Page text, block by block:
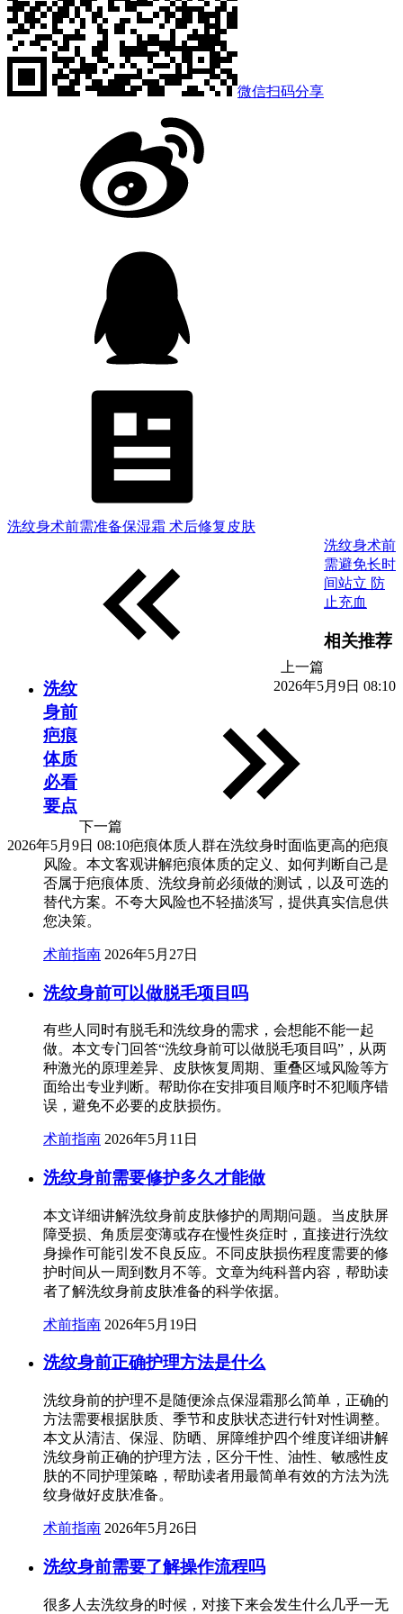
微信扫码分享
洗纹身术前需准备保湿霜 术后修复皮肤
上一篇
2026年5月9日 08:10
洗纹身术前
需避免长时
间站立 防
止充血
下一篇
2026年5月9日 08:10
相关推荐
洗纹
身前
疤痕
体质
必看
要点
疤痕体质人群在洗纹身时面临更高的疤痕
风险。本文客观讲解疤痕体质的定义、如何判断自己是
否属于疤痕体质、洗纹身前必须做的测试，以及可选的
替代方案。不夸大风险也不轻描淡写，提供真实信息供
您决策。
术前指南 2026年5月27日
洗纹身前可以做脱毛项目吗
有些人同时有脱毛和洗纹身的需求，会想能不能一起
做。本文专门回答“洗纹身前可以做脱毛项目吗”，从两
种激光的原理差异、皮肤恢复周期、重叠区域风险等方
面给出专业判断。帮助你在安排项目顺序时不犯顺序错
误，避免不必要的皮肤损伤。
术前指南 2026年5月11日
洗纹身前需要修护多久才能做
本文详细讲解洗纹身前皮肤修护的周期问题。当皮肤屏
障受损、角质层变薄或存在慢性炎症时，直接进行洗纹
身操作可能引发不良反应。不同皮肤损伤程度需要的修
护时间从一周到数月不等。文章为纯科普内容，帮助读
者了解洗纹身前皮肤准备的科学依据。
术前指南 2026年5月19日
洗纹身前正确护理方法是什么
洗纹身前的护理不是随便涂点保湿霜那么简单，正确的
方法需要根据肤质、季节和皮肤状态进行针对性调整。
本文从清洁、保湿、防晒、屏障维护四个维度详细讲解
洗纹身前正确的护理方法，区分干性、油性、敏感性皮
肤的不同护理策略，帮助读者用最简单有效的方法为洗
纹身做好皮肤准备。
术前指南 2026年5月26日
洗纹身前需要了解操作流程吗
很多人去洗纹身的时候，对接下来会发生什么几乎一无